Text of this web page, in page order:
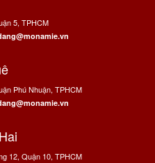
5, TPHCM
Phú Nhuận, TPHCM
12, Quận 10, TPHCM